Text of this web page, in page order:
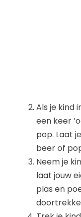
Als je kind
een keer
pop. Laat
beer of
Neem je
laat jouw
plas en